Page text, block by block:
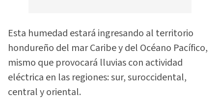
Esta humedad estará ingresando al territorio
hondureño del mar Caribe y del Océano Pacífico,
mismo que provocará lluvias con actividad
eléctrica en las regiones: sur, suroccidental,
central y oriental.